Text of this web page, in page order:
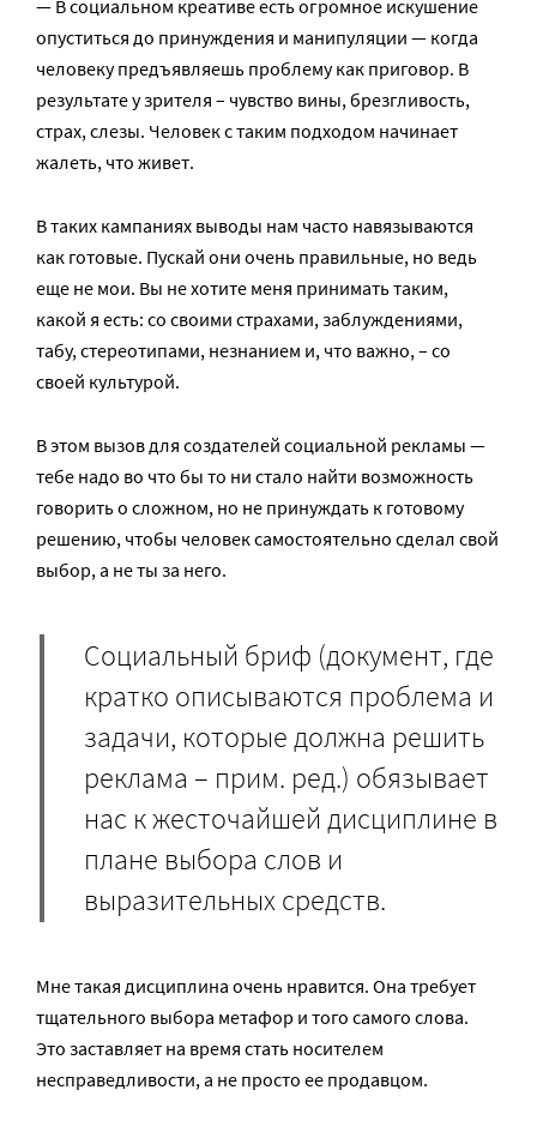
— В социальном креативе есть огромное искушение
опуститься до принуждения и манипуляции — когда
человеку предъявляешь проблему как приговор. В
результате у зрителя – чувство вины, брезгливость,
страх, слезы. Человек с таким подходом начинает
жалеть, что живет.
В таких кампаниях выводы нам часто навязываются
как готовые. Пускай они очень правильные, но ведь
еще не мои. Вы не хотите меня принимать таким,
какой я есть: со своими страхами, заблуждениями,
табу, стереотипами, незнанием и, что важно, – со
своей культурой.
В этом вызов для создателей социальной рекламы —
тебе надо во что бы то ни стало найти возможность
говорить о сложном, но не принуждать к готовому
решению, чтобы человек самостоятельно сделал свой
выбор, а не ты за него.
Социальный бриф (документ, где
кратко описываются проблема и
задачи, которые должна решить
реклама – прим. ред.) обязывает
нас к жесточайшей дисциплине в
плане выбора слов и
выразительных средств.
Мне такая дисциплина очень нравится. Она требует
тщательного выбора метафор и того самого слова.
Это заставляет на время стать носителем
несправедливости, а не просто ее продавцом.